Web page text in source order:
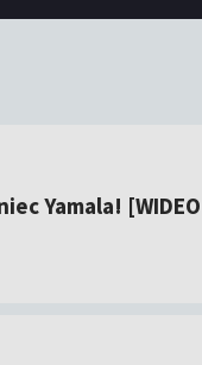
Yamala!